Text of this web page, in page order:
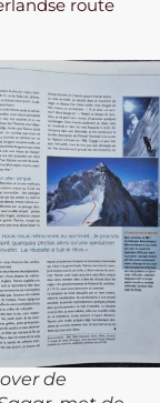
route
de